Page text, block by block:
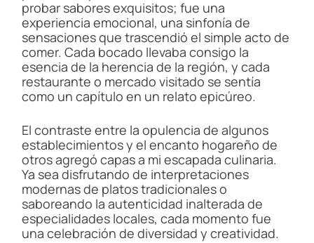
probar sabores exquisitos; fue una
experiencia emocional, una sinfonía de
sensaciones que trascendió el simple acto de
comer. Cada bocado llevaba consigo la
esencia de la herencia de la región, y cada
restaurante o mercado visitado se sentía
como un capítulo en un relato epicúreo.
El contraste entre la opulencia de algunos
establecimientos y el encanto hogareño de
otros agregó capas a mi escapada culinaria.
Ya sea disfrutando de interpretaciones
modernas de platos tradicionales o
saboreando la autenticidad inalterada de
especialidades locales, cada momento fue
una celebración de diversidad y creatividad.